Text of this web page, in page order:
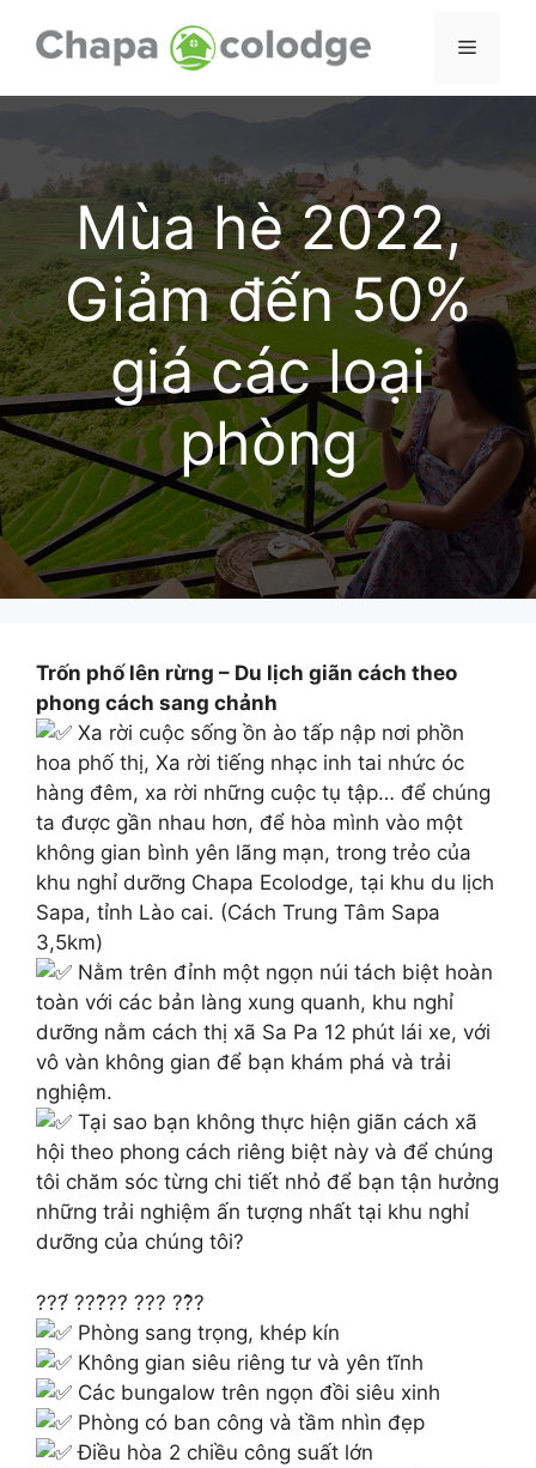
Menu
Mùa hè 2022,
Giảm đến 50%
giá các loại
phòng
Trốn phố lên rừng – Du lịch giãn cách theo
phong cách sang chảnh
Xa rời cuộc sống ồn ào tấp nập nơi phồn
hoa phố thị, Xa rời tiếng nhạc inh tai nhức óc
hàng đêm, xa rời những cuộc tụ tập… để chúng
ta được gần nhau hơn, để hòa mình vào một
không gian bình yên lãng mạn, trong trẻo của
khu nghỉ dưỡng Chapa Ecolodge, tại khu du lịch
Sapa, tỉnh Lào cai. (Cách Trung Tâm Sapa
3,5km)
Nằm trên đỉnh một ngọn núi tách biệt hoàn
toàn với các bản làng xung quanh, khu nghỉ
dưỡng nằm cách thị xã Sa Pa 12 phút lái xe, với
vô vàn không gian để bạn khám phá và trải
nghiệm.
Tại sao bạn không thực hiện giãn cách xã
hội theo phong cách riêng biệt này và để chúng
tôi chăm sóc từng chi tiết nhỏ để bạn tận hưởng
những trải nghiệm ấn tượng nhất tại khu nghỉ
dưỡng của chúng tôi?
???́ ???̀?? ??? ??̂̀?
Phòng sang trọng, khép kín
Không gian siêu riêng tư và yên tĩnh
Các bungalow trên ngọn đồi siêu xinh
Phòng có ban công và tầm nhìn đẹp
Điều hòa 2 chiều công suất lớn